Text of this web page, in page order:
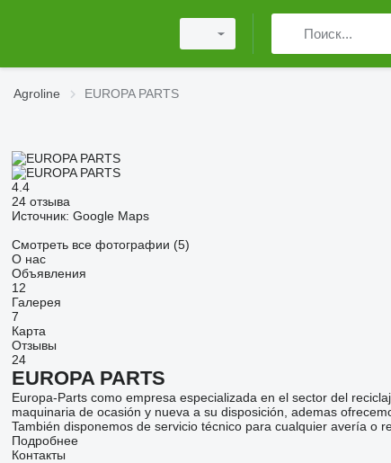
Agroline EUROPA PARTS
4.4
24 отзыва
Источник: Google Maps
Смотреть все фотографии (5)
О нас
Объявления
12
Галерея
7
Карта
Отзывы
24
EUROPA PARTS
Europa-Parts como empresa especializada en el sector del
maquinaria de ocasión y nueva a su disposición, ademas
También disponemos de servicio técnico para cualquier avería o
Подробнее
Контакты